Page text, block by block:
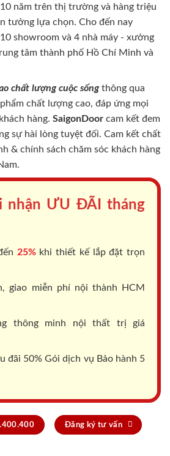
năm trên thị trường và hàng triệu
tưởng lựa chọn. Cho đến nay
showroom và 4 nhà máy - xưởng
tâm thành phố Hồ Chí Minh và
chất lượng cuộc sốngthông qua
chất lượng cao, đáp ứng mọi
hàng. SaigonDoor cam kết đem
sự hài lòng tuyệt đối. Cam kết chất
& chính sách chăm sóc khách hàng
nhận ƯU ĐÃI tháng
25%khi thiết kế lắp đặt trọn
giao miễn phí nội thành HCM
thông minh nội thất trị giá
đãi 50% Gói dịch vụ Bảo hành 5
Đăng ký tư vấn